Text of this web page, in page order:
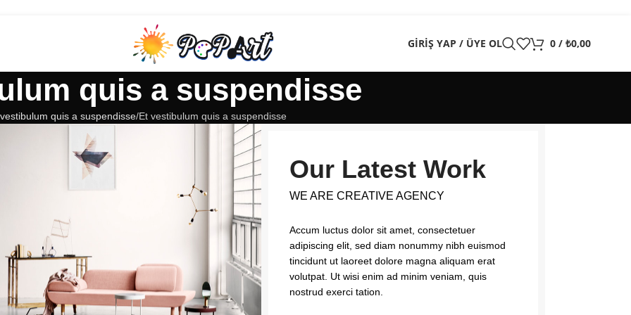
GIRIŞ YAP / ÜYE OL 0 / ₺0,00
quis a suspendisse
quis a suspendisse Et vestibulum quis a suspendisse
Our Latest Work
WE ARE CREATIVE AGENCY
Accum luctus dolor sit amet, consectetuer
adipiscing elit, sed diam nonummy nibh euismod
tincidunt ut laoreet dolore magna aliquam erat
volutpat. Ut wisi enim ad minim veniam, quis
nostrud exerci tation.